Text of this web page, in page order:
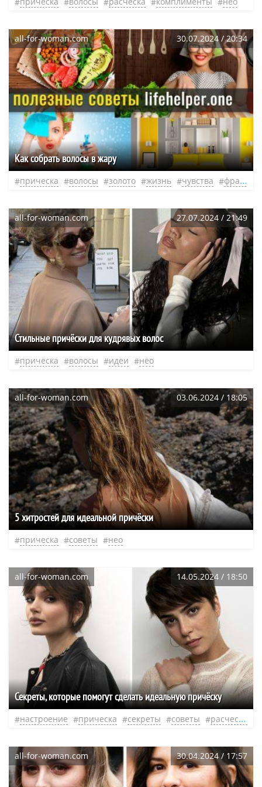
all-for-woman.com 30.07.2024 / 20:34
Как собрать волосы в жару
прическа волосы золото жизнь чувства французская
all-for-woman.com 27.07.2024 / 21:49
Стильные причёски для кудрявых волос
прическа волосы идеи нео
all-for-woman.com 03.06.2024 / 18:05
5 хитростей для идеальной причёски
прическа советы нео
all-for-woman.com 14.05.2024 / 18:50
Секреты, которые помогут сделать идеальную причёску
настроение прическа секреты советы расческа
all-for-woman.com 30.04.2024 / 17:57